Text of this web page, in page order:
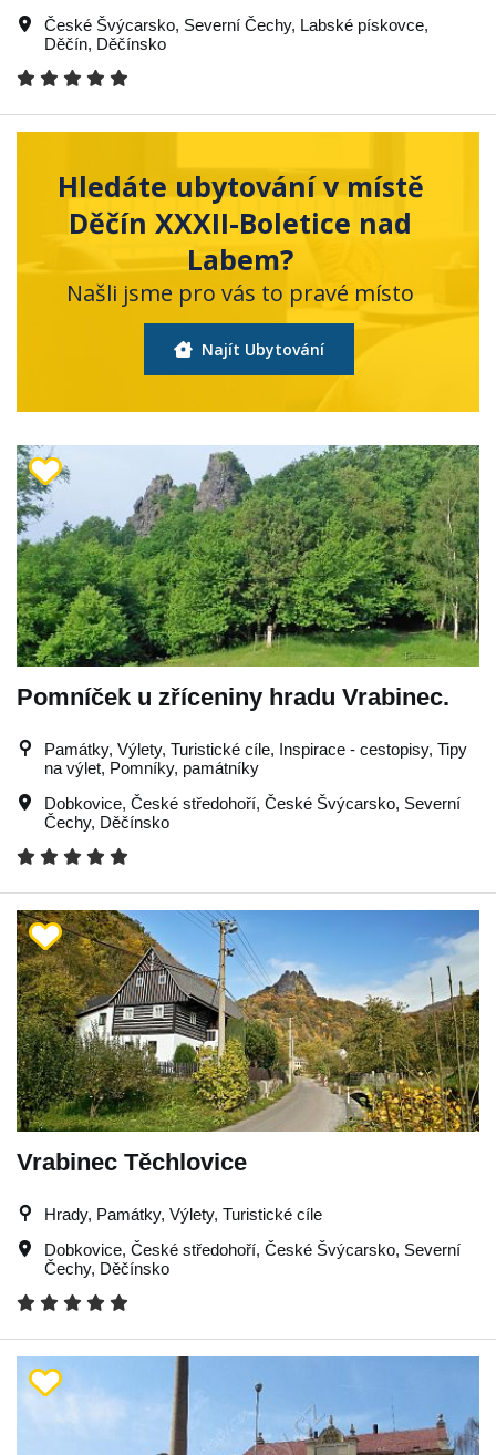
České Švýcarsko, Severní Čechy, Labské pískovce,
Děčín, Děčínsko
Hledáte ubytování v místě
Děčín XXXII-Boletice nad
Labem?
Našli jsme pro vás to pravé místo
Najít Ubytování
Pomníček u zříceniny hradu Vrabinec.
Památky, Výlety, Turistické cíle, Inspirace - cestopisy, Tipy
na výlet, Pomníky, památníky
Dobkovice, České středohoří, České Švýcarsko, Severní
Čechy, Děčínsko
Vrabinec Těchlovice
Hrady, Památky, Výlety, Turistické cíle
Dobkovice, České středohoří, České Švýcarsko, Severní
Čechy, Děčínsko